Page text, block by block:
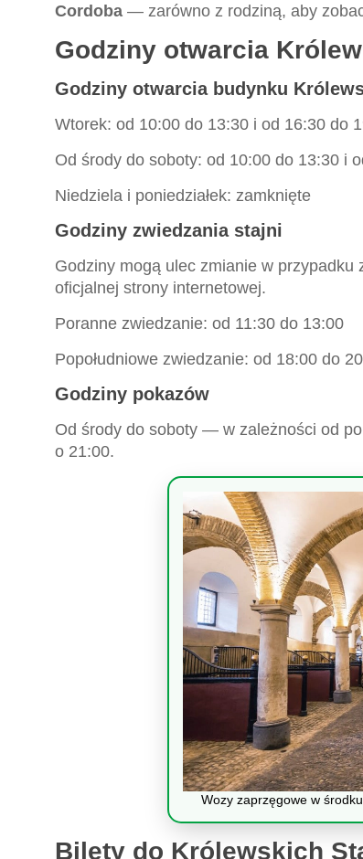
Cordoba — zarówno z rodziną, aby
Godziny otwarcia
Godziny otwarcia budynku
Wtorek: od 10:00 do 13:30 i od 16:30 do
Od środy do soboty: od 10:00 do 13:30 i
Niedziela i poniedziałek: zamknięte
Godziny zwiedzania stajni
Godziny mogą ulec zmianie w
oficjalnej strony internetowej.
Poranne zwiedzanie: od 11:30 do 13:00
Popołudniowe zwiedzanie: od 18:00 do
Godziny pokazów
Od środy do soboty — w zależności od
o 21:00.
Wozy zaprzęgowe w
Bilety do Królewskich